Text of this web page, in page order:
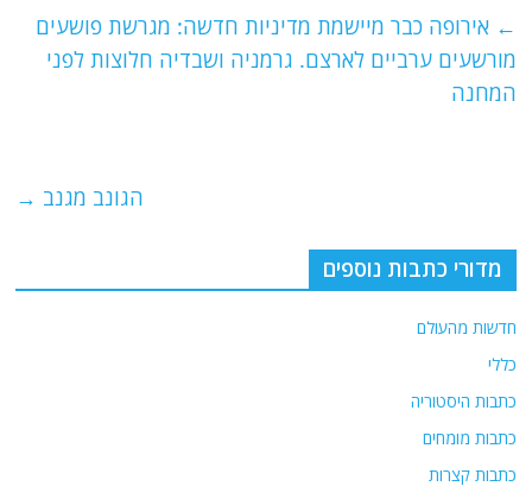
s
A
p
g
ra
l
er
e
b
← אירופה כבר מיישמת מדיניות חדשה: מגרשת פושעים
מורשעים ערביים לארצם. גרמניה ושבדיה חלוצות לפני
המחנה
הגונב מגנב →
מדורי כתבות נוספים
חדשות מהעולם
כללי
כתבות היסטוריה
כתבות מומחים
כתבות קצרות